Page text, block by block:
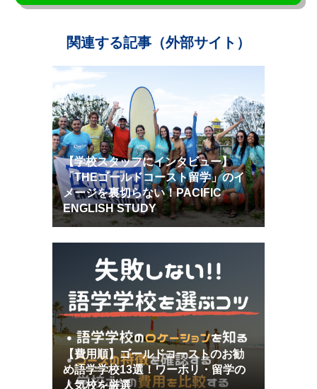
関連する記事（外部サイト）
【学校スタッフにインタビュー】
「THEゴールドコースト留学」のイ
メージを裏切らない！PACIFIC
ENGLISH STUDY
【費用順】ゴールドコーストのお勧
め語学学校13選！ワーホリ・留学の
人気校を厳選